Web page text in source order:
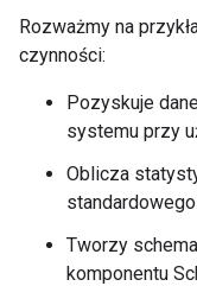
Rozważmy na
czynności:
Pozyskuje
systemu przy
Oblicza
Tworzy
komponentu